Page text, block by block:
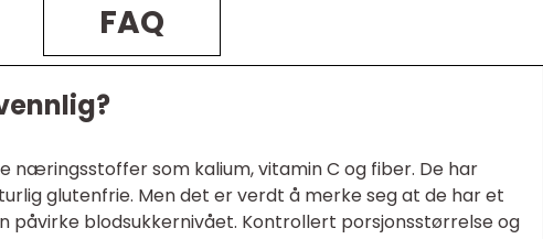
FAQ
næringsstoffer som kalium, vitamin C og fiber. De har
glutenfrie. Men det er verdt å merke seg at de har et
påvirke blodsukkernivået. Kontrollert porsjonsstørrelse og